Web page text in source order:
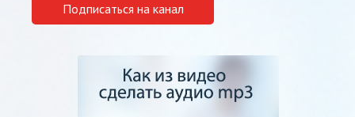
Подписаться на канал